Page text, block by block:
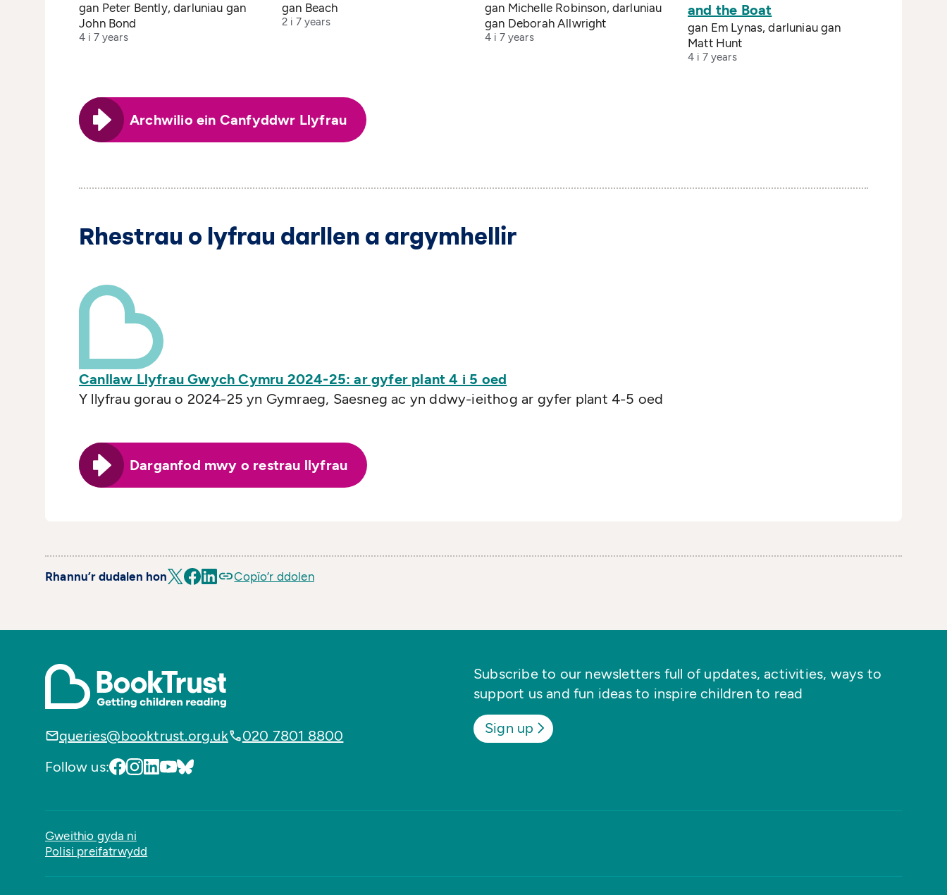
gan Peter Bently, darluniau gan
John Bond
4 i 7 years
gan Beach
2 i 7 years
gan Michelle Robinson, darluniau
gan Deborah Allwright
4 i 7 years
and the Boat
gan Em Lynas, darluniau gan
Matt Hunt
4 i 7 years
Archwilio ein Canfyddwr Llyfrau
Rhestrau o lyfrau darllen a argymhellir
Canllaw Llyfrau Gwych Cymru 2024-25: ar gyfer plant 4 i 5 oed
Y llyfrau gorau o 2024-25 yn Gymraeg, Saesneg ac yn ddwy-ieithog ar gyfer plant 4-5 oed
Darganfod mwy o restrau llyfrau
Rhannu’r dudalen hon Copïo’r ddolen
queries@booktrust.org.uk
020 7801 8800
Follow us:
Subscribe to our newsletters full of updates, activities, ways to
support us and fun ideas to inspire children to read
Sign up
Gweithio gyda ni
Polisi preifatrwydd